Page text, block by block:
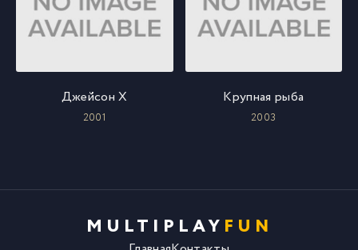
Джейсон Х
2001
Крупная рыба
2003
MULTIPLAY FUN